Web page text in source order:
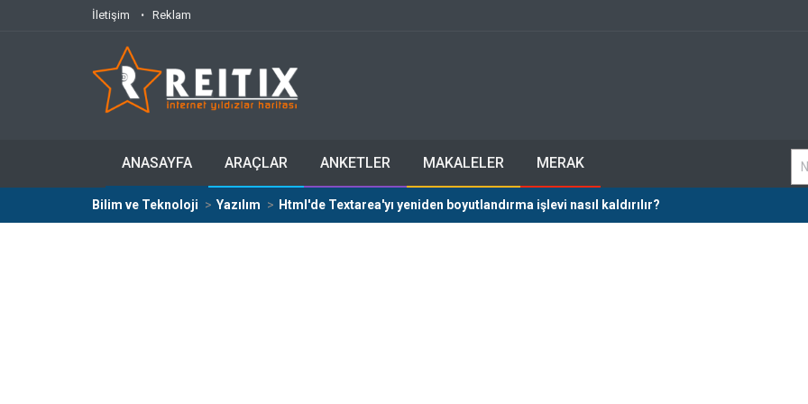
İletişim Reklam
ANASAYFA ARAÇLAR ANKETLER MAKALELER MERAK
Bilim ve Teknoloji Yazılım Html'de Textarea'yı yeniden boyutlandırma işlevi nasıl kaldırılır?